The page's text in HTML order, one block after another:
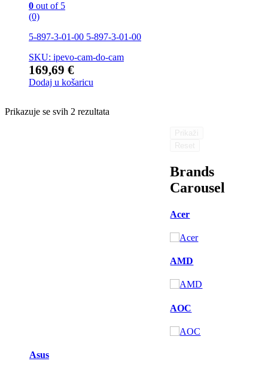
0 out of 5
(0)
5-897-3-01-00 5-897-3-01-00
SKU: ipevo-cam-do-cam
169,69 €
Dodaj u košaricu
Prikazuje se svih 2 rezultata
Brands
Carousel
Acer
AMD
AOC
Asus